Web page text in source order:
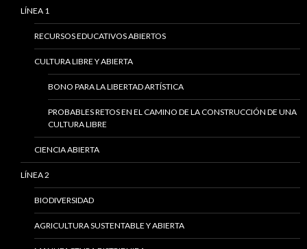
LÍNEA 1
RECURSOS EDUCATIVOS ABIERTOS
CULTURA LIBRE Y ABIERTA
BONO PARA LA LIBERTAD ARTÍSTICA
PROBABLES RETOS EN EL CAMINO DE LA CONSTRUCCIÓN DE UNA
CULTURA LIBRE
CIENCIA ABIERTA
LÍNEA 2
BIODIVERSIDAD
AGRICULTURA SUSTENTABLE Y ABIERTA